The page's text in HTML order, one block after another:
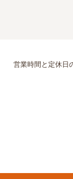
営業時間と定休日